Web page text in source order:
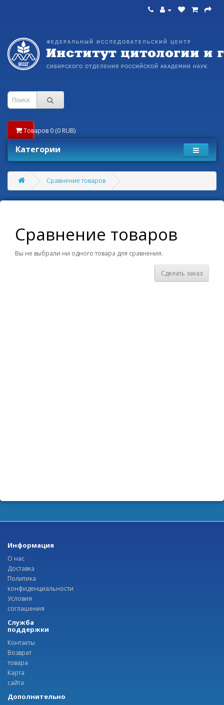
Товаров 0 (0 RUB)
Категории
Сравнение товаров
Сравнение товаров
Вы не выбрали ни одного товара для сравнения.
Сделать заказ
Информация
О нас
Доставка
Политика
конфиденциальности
Условия
соглашения
Служба
поддержки
Контакты
Возврат
товара
Карта
сайта
Дополнительно